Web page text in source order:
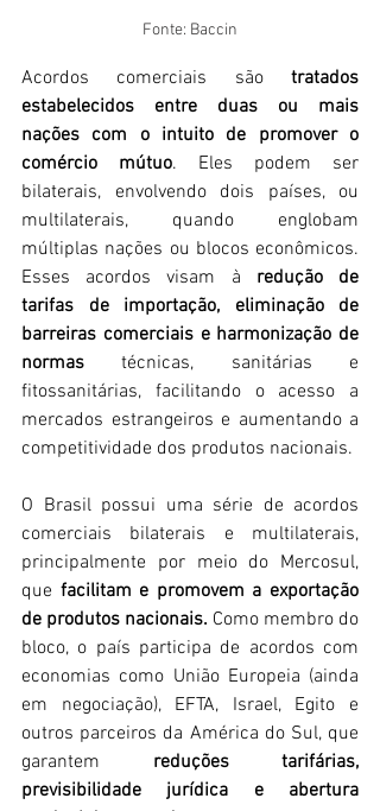
Fonte: Baccin
Acordos comerciais são tratados
estabelecidos entre duas ou mais
nações com o intuito de promover o
comércio mútuo. Eles podem ser
bilaterais, envolvendo dois países, ou
multilaterais, quando englobam
múltiplas nações ou blocos econômicos.
Esses acordos visam à redução de
tarifas de importação, eliminação de
barreiras comerciais e harmonização de
normas técnicas, sanitárias e
fitossanitárias, facilitando o acesso a
mercados estrangeiros e aumentando a
competitividade dos produtos nacionais.​
O Brasil possui uma série de acordos
comerciais bilaterais e multilaterais,
principalmente por meio do Mercosul,
que facilitam e promovem a exportação
de produtos nacionais. Como membro do
bloco, o país participa de acordos com
economias como União Europeia (ainda
em negociação), EFTA, Israel, Egito e
outros parceiros da América do Sul, que
garantem reduções tarifárias,
previsibilidade jurídica e abertura